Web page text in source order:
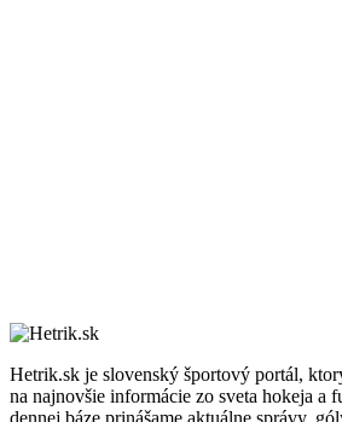
Hetrik.sk je slovenský športový portál,
na najnovšie informácie zo sveta hokeja a
dennej báze prinášame aktuálne správy,